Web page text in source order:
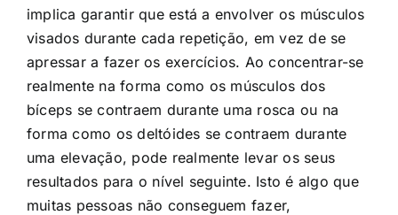
implica garantir que está a envolver os músculos
visados durante cada repetição, em vez de se
apressar a fazer os exercícios. Ao concentrar-se
realmente na forma como os músculos dos
bíceps se contraem durante uma rosca ou na
forma como os deltóides se contraem durante
uma elevação, pode realmente levar os seus
resultados para o nível seguinte. Isto é algo que
muitas pessoas não conseguem fazer,